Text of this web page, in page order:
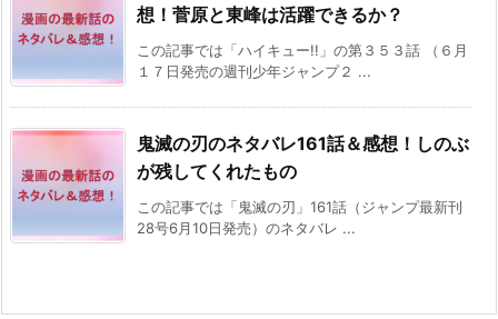
想！菅原と東峰は活躍できるか？
この記事では「ハイキュー!!」の第３５３話 （６月
１７日発売の週刊少年ジャンプ２ ...
鬼滅の刃のネタバレ161話＆感想！しのぶ
が残してくれたもの
この記事では「鬼滅の刃」161話（ジャンプ最新刊
28号6月10日発売）のネタバレ ...